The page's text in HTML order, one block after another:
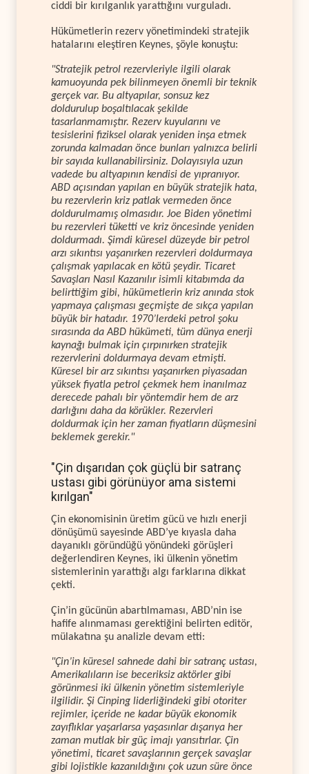
ciddi bir kırılganlık yarattığını vurguladı.
Hükümetlerin rezerv yönetimindeki stratejik
hatalarını eleştiren Keynes, şöyle konuştu:
"Stratejik petrol rezervleriyle ilgili olarak
kamuoyunda pek bilinmeyen önemli bir teknik
gerçek var. Bu altyapılar, sonsuz kez
doldurulup boşaltılacak şekilde
tasarlanmamıştır. Rezerv kuyularını ve
tesislerini fiziksel olarak yeniden inşa etmek
zorunda kalmadan önce bunları yalnızca belirli
bir sayıda kullanabilirsiniz. Dolayısıyla uzun
vadede bu altyapının kendisi de yıpranıyor.
ABD açısından yapılan en büyük stratejik hata,
bu rezervlerin kriz patlak vermeden önce
doldurulmamış olmasıdır. Joe Biden yönetimi
bu rezervleri tüketti ve kriz öncesinde yeniden
doldurmadı. Şimdi küresel düzeyde bir petrol
arzı sıkıntısı yaşanırken rezervleri doldurmaya
çalışmak yapılacak en kötü şeydir. Ticaret
Savaşları Nasıl Kazanılır isimli kitabımda da
belirttiğim gibi, hükümetlerin kriz anında stok
yapmaya çalışması geçmişte de sıkça yapılan
büyük bir hatadır. 1970’lerdeki petrol şoku
sırasında da ABD hükümeti, tüm dünya enerji
kaynağı bulmak için çırpınırken stratejik
rezervlerini doldurmaya devam etmişti.
Küresel bir arz sıkıntısı yaşanırken piyasadan
yüksek fiyatla petrol çekmek hem inanılmaz
derecede pahalı bir yöntemdir hem de arz
darlığını daha da körükler. Rezervleri
doldurmak için her zaman fiyatların düşmesini
beklemek gerekir."
"Çin dışarıdan çok güçlü bir satranç
ustası gibi görünüyor ama sistemi
kırılgan"
Çin ekonomisinin üretim gücü ve hızlı enerji
dönüşümü sayesinde ABD’ye kıyasla daha
dayanıklı göründüğü yönündeki görüşleri
değerlendiren Keynes, iki ülkenin yönetim
sistemlerinin yarattığı algı farklarına dikkat
çekti.
Çin’in gücünün abartılmaması, ABD’nin ise
hafife alınmaması gerektiğini belirten editör,
mülakatına şu analizle devam etti:
"Çin’in küresel sahnede dahi bir satranç ustası,
Amerikalıların ise beceriksiz aktörler gibi
görünmesi iki ülkenin yönetim sistemleriyle
ilgilidir. Şi Cinping liderliğindeki gibi otoriter
rejimler, içeride ne kadar büyük ekonomik
zayıflıklar yaşarlarsa yaşasınlar dışarıya her
zaman mutlak bir güç imajı yansıtırlar. Çin
yönetimi, ticaret savaşlarının gerçek savaşlar
gibi lojistikle kazanıldığını çok uzun süre önce